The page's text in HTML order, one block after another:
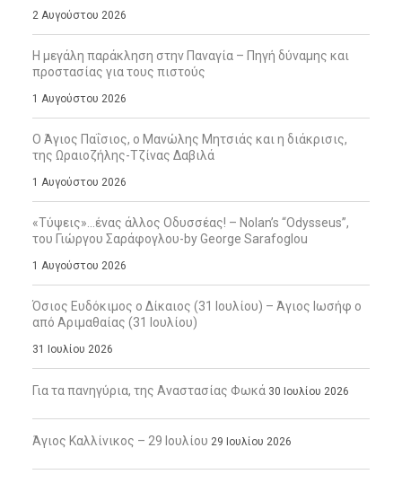
2 Αυγούστου 2026
Η μεγάλη παράκληση στην Παναγία – Πηγή δύναμης και
προστασίας για τους πιστούς
1 Αυγούστου 2026
Ο Άγιος Παΐσιος, ο Μανώλης Μητσιάς και η διάκρισις,
της Ωραιοζήλης-Τζίνας Δαβιλά
1 Αυγούστου 2026
«Τύψεις»…ένας άλλος Οδυσσέας! – Nolan’s “Odysseus”,
του Γιώργου Σαράφογλου-by George Sarafoglou
1 Αυγούστου 2026
Όσιος Ευδόκιμος ο Δίκαιος (31 Ιουλίου) – Άγιος Ιωσήφ ο
από Αριμαθαίας (31 Ιουλίου)
31 Ιουλίου 2026
Για τα πανηγύρια, της Αναστασίας Φωκά 30 Ιουλίου 2026
Άγιος Καλλίνικος – 29 Ιουλίου 29 Ιουλίου 2026